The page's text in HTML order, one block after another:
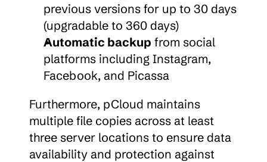
previous versions for up to 30 days
(upgradable to 360 days)
Automatic backup from social
platforms including Instagram,
Facebook, and Picassa
Furthermore, pCloud maintains
multiple file copies across at least
three server locations to ensure data
availability and protection against